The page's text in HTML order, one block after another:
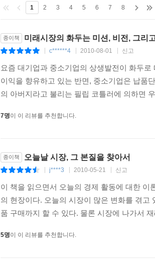
1 2 3 4 5 6 7 8
종이책 미래시장의 화두는 미션, 비전, 그리
c******4 2010-08-01 신고
요즘 대기업과 중소기업의 상생발전이 화두
이익을 향유하고 있는 반면, 중소기업은 납품
의 아버지라고 불리는 필립 코틀러에 의하면
7명이 이 리뷰를 추천합니다.
종이책 오늘날 시장, 그 본질을 찾아서
j****3 2010-05-21 신고
이 책을 읽으면서 오늘의 경제 활동에 대한
의 현장이다. 오늘의 시장이 많은 변화를 겪
품 구매까지 할 수 있다. 물론 시장에 나가서
5명이 이 리뷰를 추천합니다.